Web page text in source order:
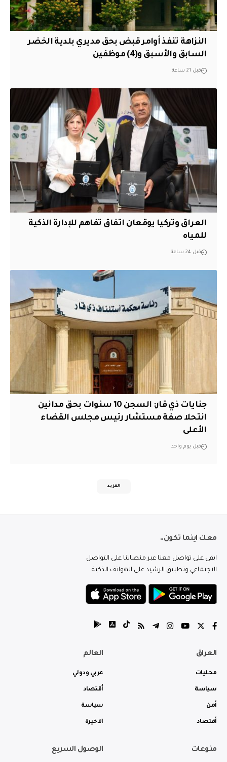
النزاهة تنفذ أوامر قبض بحق مديري بلدية الخضر
السابق والأسبق و(4) موظفين
قبل 21 ساعة
العراق وتركيا يوقعان اتفاق تفاهم للإدارة الذكية
للمياه
قبل 24 ساعة
جنايات ذي قار: السجن 10 سنوات بحق مدانين
انتحلا صفة مستشار رئيس مجلس القضاء
الأعلى
قبل يوم واحد
المزيد
معك اينما تكون..
ابقى على تواصل معنا عبر منصاتنا على التواصل
الاجتماعي وتطبيق الرشيد على الهواتف الذكية.
العراق
محليات
سياسة
أمن
أقتصاد
العالم
عربي ودولي
أقتصاد
سياسة
الاخيرة
منوعات الوصول السريع